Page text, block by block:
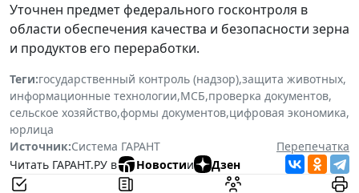
Уточнен предмет федерального госконтроля в
области обеспечения качества и безопасности зерна
и продуктов его переработки.
Теги:государственный контроль (надзор),защита животных,
информационные технологии,МСБ,проверка документов,
сельское хозяйство,формы документов,цифровая экономика,
юрлица
Источник:Система ГАРАНТ
Перепечатка
Читать ГАРАНТ.РУ в
Новостии Дзен